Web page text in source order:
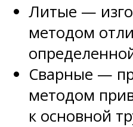
Литые —
методом
Сварные —
методом
к основной